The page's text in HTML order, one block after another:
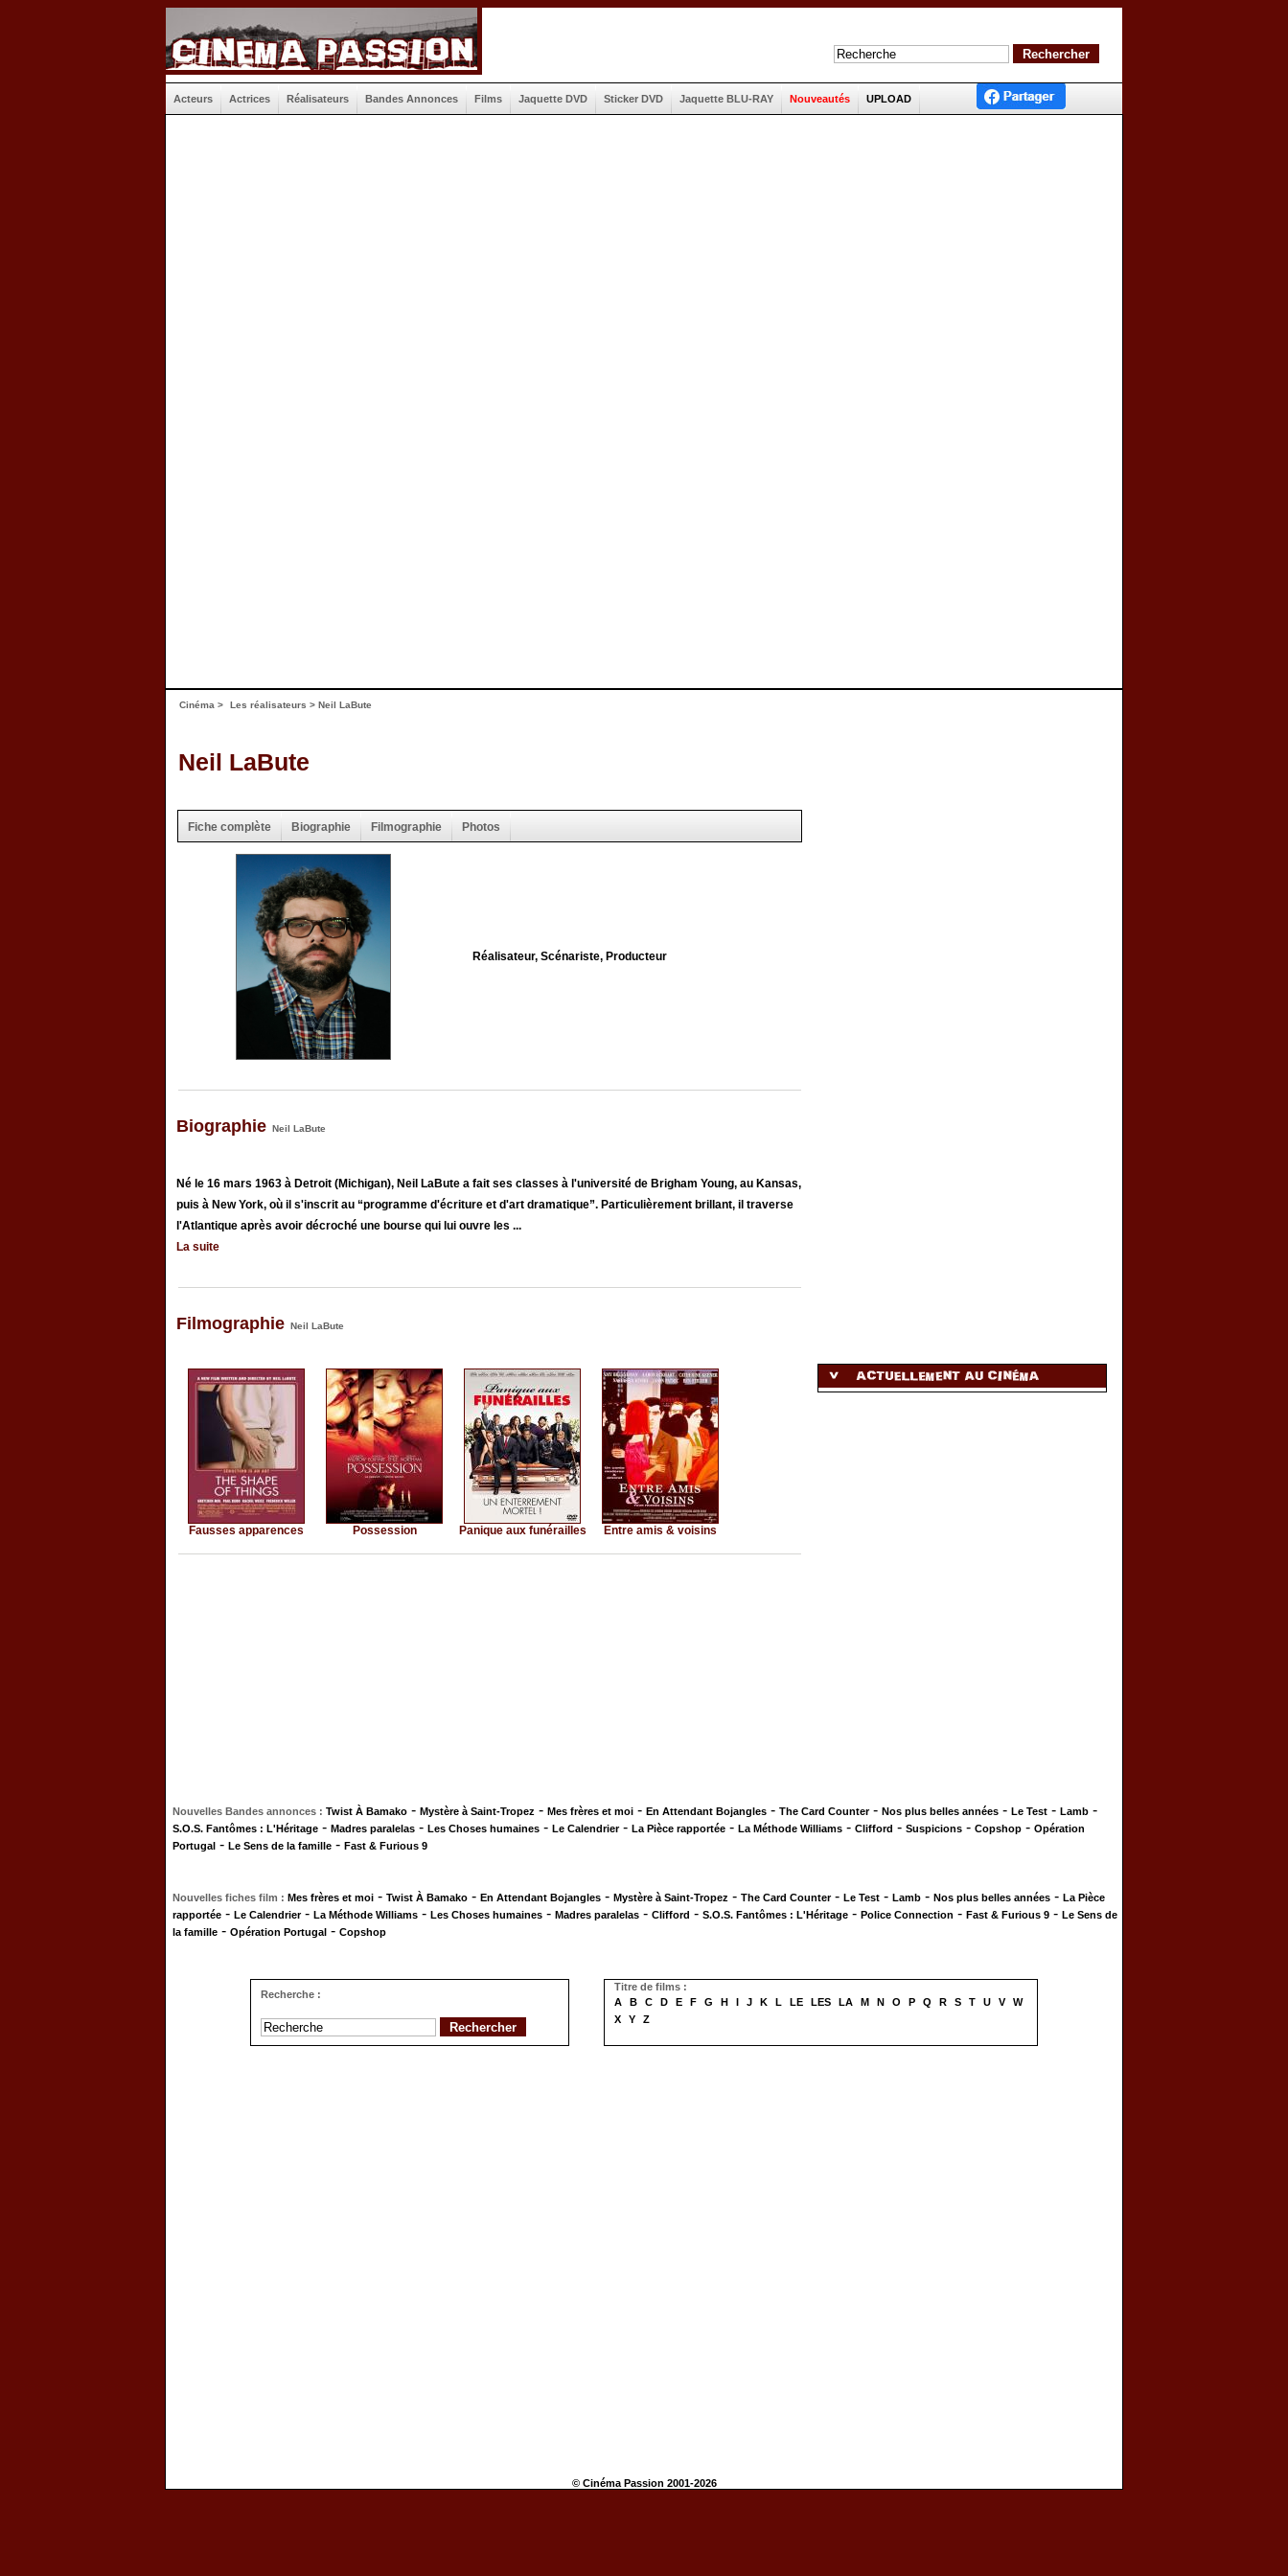
Acteurs Actrices Réalisateurs Bandes Annonces Films Jaquette DVD Sticker DVD Jaquette BLU-RAY Nouveautés UPLOAD
Cinéma > Les réalisateurs > Neil LaBute
Neil LaBute
Fiche complète Biographie Filmographie Photos
Réalisateur, Scénariste, Producteur
Biographie Neil LaBute
Né le 16 mars 1963 à Detroit (Michigan), Neil LaBute a fait ses classes à l'université de Brigham Young, au Kansas,
puis à New York, où il s'inscrit au “programme d'écriture et d'art dramatique”. Particulièrement brillant, il traverse
l'Atlantique après avoir décroché une bourse qui lui ouvre les ...
La suite
Filmographie Neil LaBute
Fausses apparences Possession Panique aux funérailles Entre amis & voisins
Nouvelles Bandes annonces : Twist À Bamako - Mystère à Saint-Tropez - Mes frères et moi - En Attendant Bojangles - The Card Counter- Nos plus belles années - Le Test - Lamb -
S.O.S. Fantômes : L'Héritage - Madres paralelas - Les Choses humaines - Le Calendrier- La Pièce rapportée - La Méthode Williams - Clifford - Suspicions - Copshop - Opération
Portugal - Le Sens de la famille - Fast & Furious 9
Nouvelles fiches film : Mes frères et moi - Twist À Bamako - En Attendant Bojangles - Mystère à Saint-Tropez - The Card Counter- Le Test - Lamb - Nos plus belles années - La Pièce
rapportée - Le Calendrier- La Méthode Williams - Les Choses humaines - Madres paralelas - Clifford - S.O.S. Fantômes : L'Héritage - Police Connection - Fast & Furious 9 - Le Sens de
la famille - Opération Portugal - Copshop
Recherche :
Titre de films :
A
B C D E F G H I J K L LE LES LA M N O P Q R S T U V
W
X
Y Z
© Cinéma Passion 2001-2026